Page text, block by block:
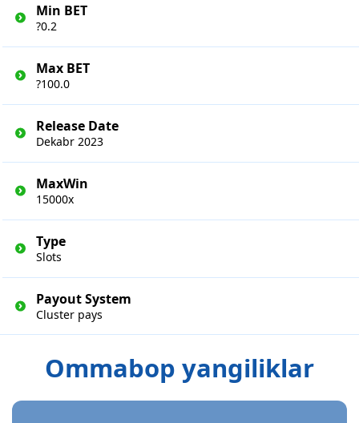
Min BET
?0.2
Max BET
?100.0
Release Date
Dekabr 2023
MaxWin
15000x
Type
Slots
Payout System
Cluster pays
Ommabop yangiliklar